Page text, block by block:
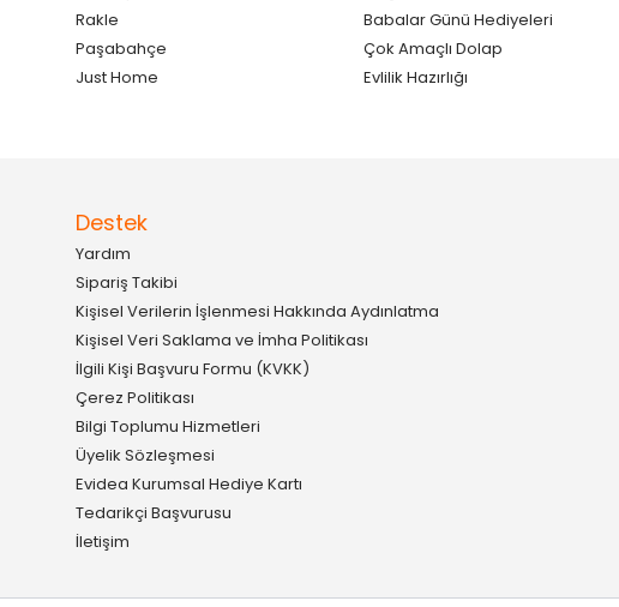
Rakle
Paşabahçe
Just Home
Babalar Günü Hediyeleri
Çok Amaçlı Dolap
Evlilik Hazırlığı
Destek
Yardım
Sipariş Takibi
Kişisel Verilerin İşlenmesi Hakkında Aydınlatma
Kişisel Veri Saklama ve İmha Politikası
İlgili Kişi Başvuru Formu (KVKK)
Çerez Politikası
Bilgi Toplumu Hizmetleri
Üyelik Sözleşmesi
Evidea Kurumsal Hediye Kartı
Tedarikçi Başvurusu
İletişim